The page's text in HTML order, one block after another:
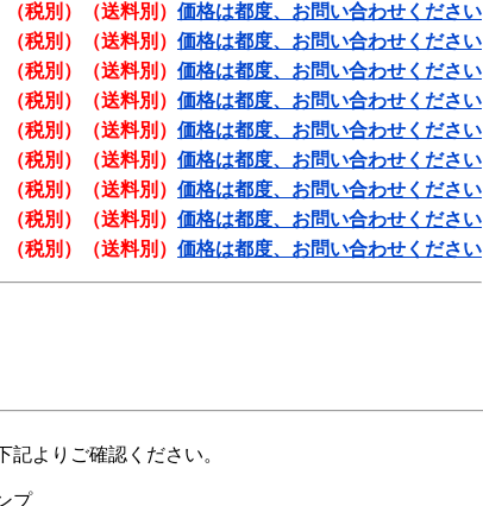
（税別）（送料別） 価格は都度、お問い合わせください
（税別）（送料別） 価格は都度、お問い合わせください
（税別）（送料別） 価格は都度、お問い合わせください
（税別）（送料別） 価格は都度、お問い合わせください
（税別）（送料別） 価格は都度、お問い合わせください
（税別）（送料別） 価格は都度、お問い合わせください
（税別）（送料別） 価格は都度、お問い合わせください
（税別）（送料別） 価格は都度、お問い合わせください
（税別）（送料別） 価格は都度、お問い合わせください
よりご確認ください。
プ